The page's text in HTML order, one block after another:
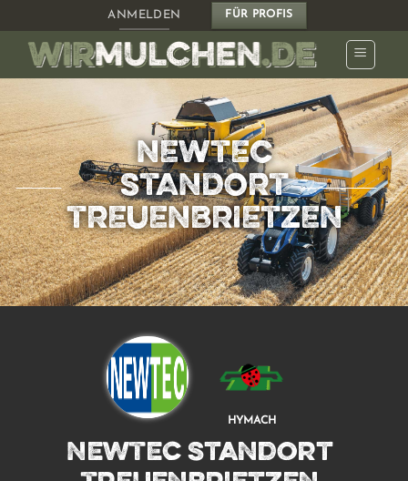
Inhalt
springen
ANMELDEN FÜR PROFIS
NEWTEC
STANDORT
TREUENBRIETZEN
NewTec Standort
HYMACH